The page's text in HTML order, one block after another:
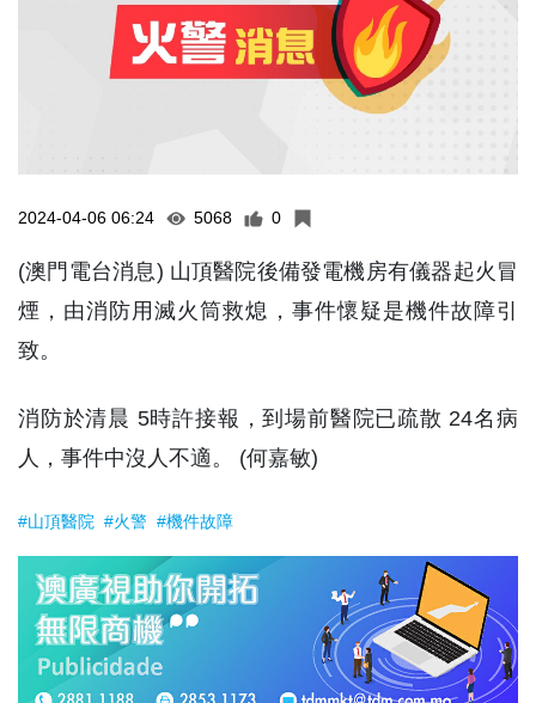
2024-04-06 06:24 5068 0
(澳門電台消息) 山頂醫院後備發電機房有儀器起火冒
煙，由消防用滅火筒救熄，事件懷疑是機件故障引
致。
消防於清晨 5時許接報，到場前醫院已疏散 24名病
人，事件中沒人不適。 (何嘉敏)
#山頂醫院 #火警 #機件故障